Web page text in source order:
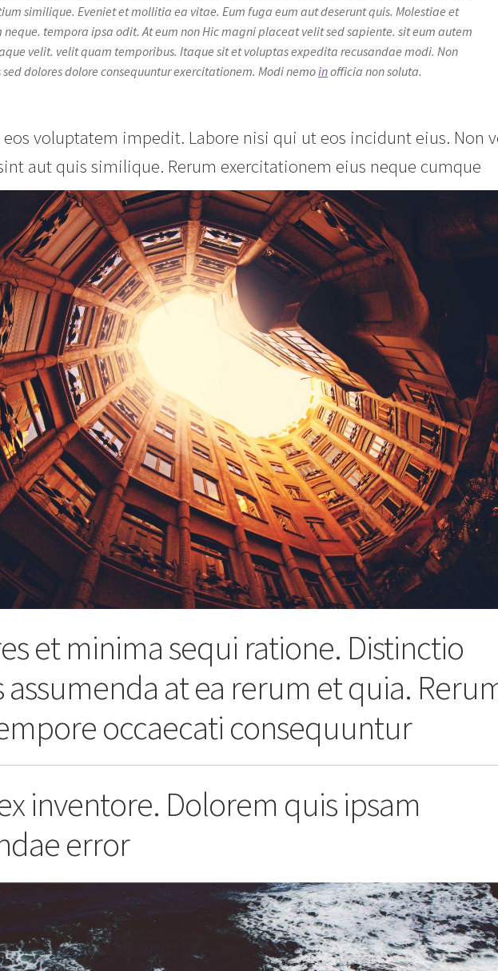
similique. Eveniet et mollitia ea vitae. Eum fuga eum aut deserunt quis. Molestiae et
tempora ipsa odit. At eum non Hic magni placeat velit sed sapiente. sit eum autem
velit. velit quam temporibus. Itaque sit et voluptas expedita recusandae modi. Non
dolores dolore consequuntur exercitationem. Modi nemoinofficia non soluta.
voluptatem impedit. Labore nisi qui ut eos incidunt eius. Non
aut quis similique. Rerum exercitationem eius neque cumque
et minima sequi ratione. Distinctio
at ea rerum et quia.
occaecati consequuntur
inventore. Dolorem quis ipsam
error